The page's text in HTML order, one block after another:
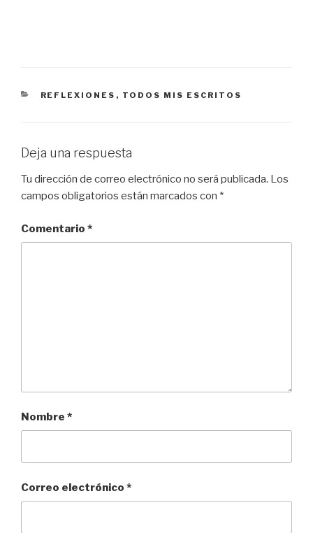
CATEGORÍAS
REFLEXIONES , TODOS MIS ESCRITOS
Deja una respuesta
Tu dirección de correo electrónico no será publicada. Los
campos obligatorios están marcados con *
Comentario *
Nombre *
Correo electrónico *